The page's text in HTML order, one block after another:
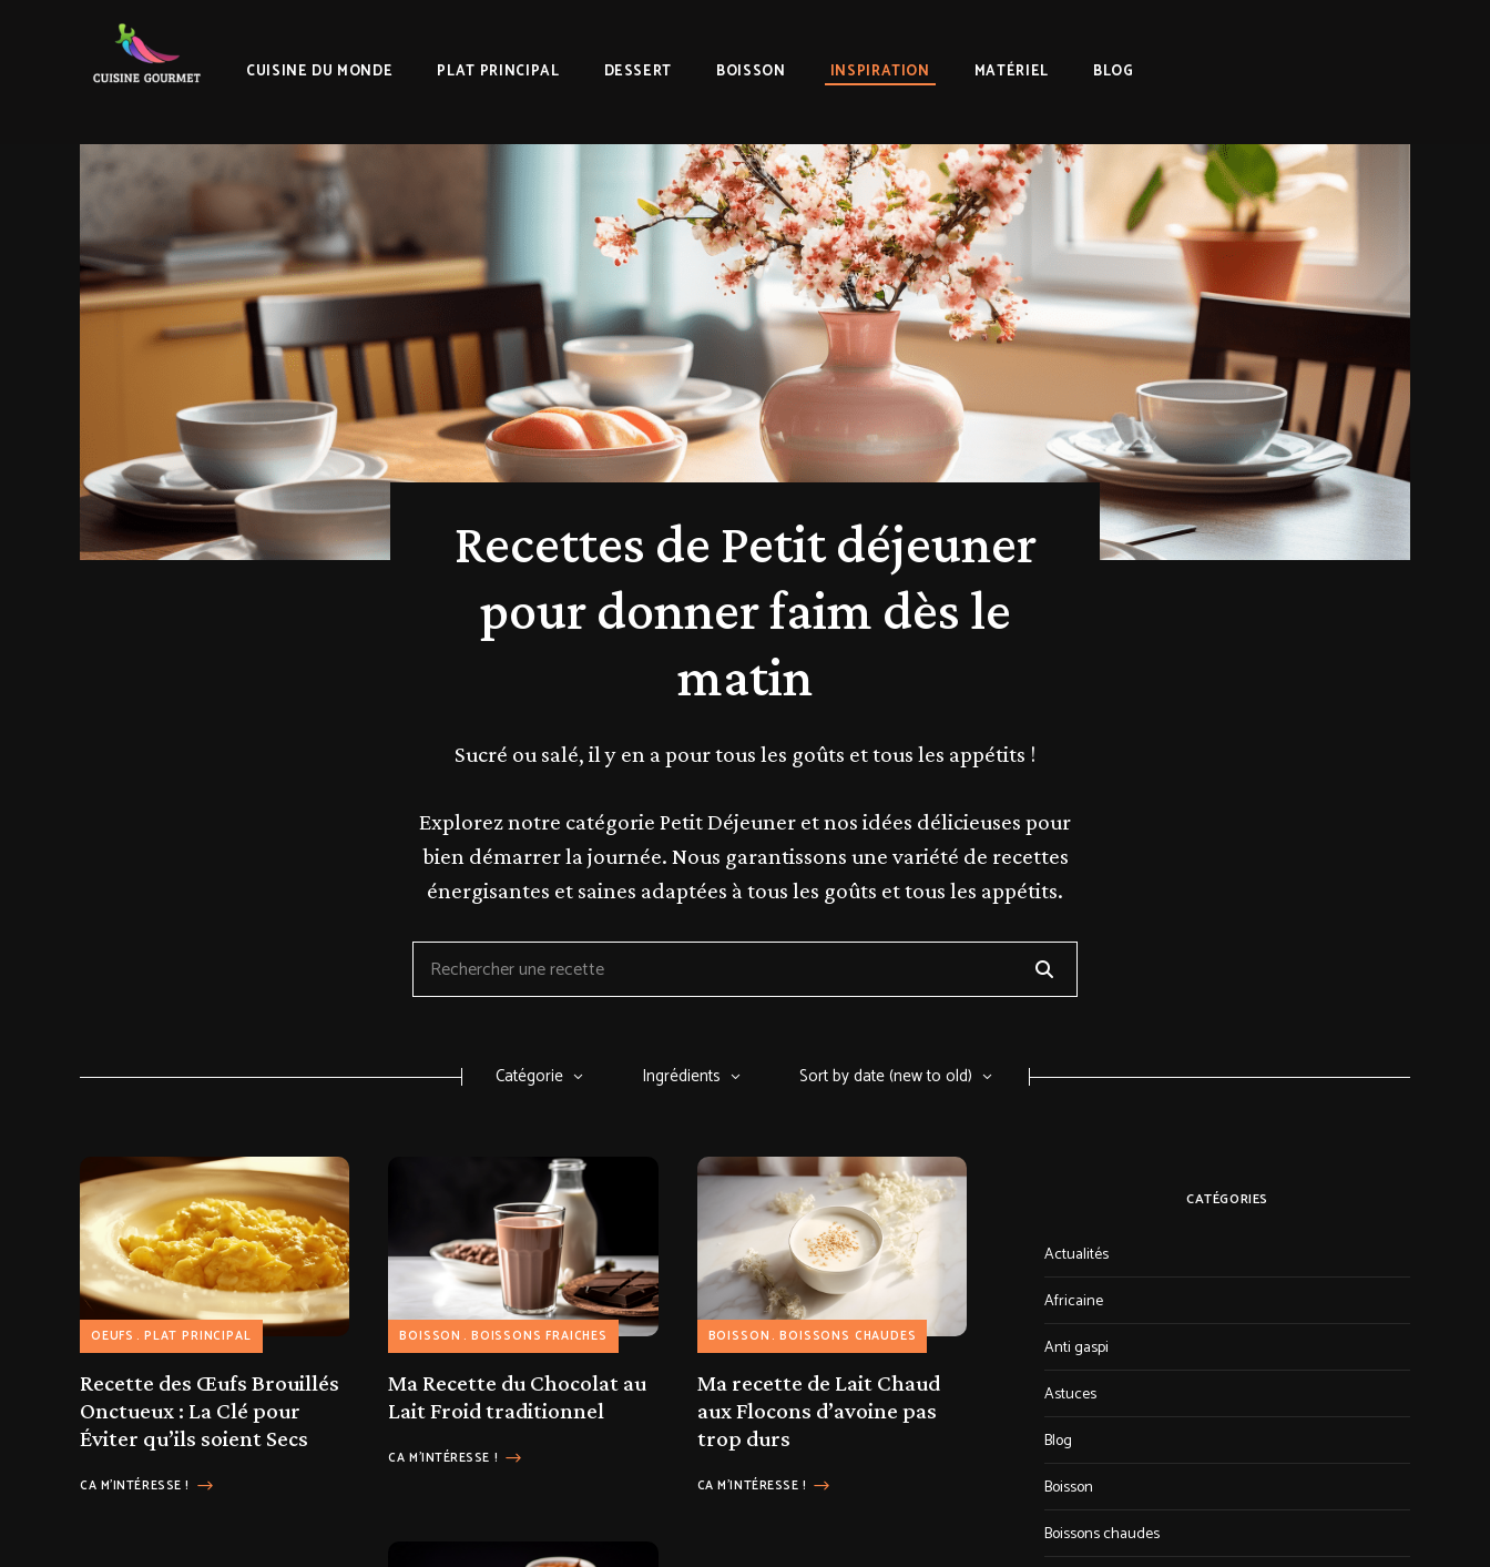
CUISINE DU MONDE PLAT PRINCIPAL DESSERT BOISSON INSPIRATION MATÉRIEL BLOG
Recettes de Petit déjeuner
pour donner faim dès le
matin
Sucré ou salé, il y en a pour tous les goûts et tous les appétits !
Explorez notre catégorie Petit Déjeuner et nos idées délicieuses pour
bien démarrer la journée. Nous garantissons une variété de recettes
énergisantes et saines adaptées à tous les goûts et tous les appétits.
Catégorie Ingrédients Sort by date (new to old)
OEUFS PLAT PRINCIPAL
Recette des Œufs Brouillés
Onctueux : La Clé pour
Éviter qu’ils soient Secs
CA M'INTÉRESSE !
BOISSON BOISSONS FRAICHES
Ma Recette du Chocolat au
Lait Froid traditionnel
CA M'INTÉRESSE !
BOISSON BOISSONS CHAUDES
Ma recette de Lait Chaud
aux Flocons d’avoine pas
trop durs
CA M'INTÉRESSE !
CATÉGORIES
Actualités
Africaine
Anti gaspi
Astuces
Blog
Boisson
Boissons chaudes